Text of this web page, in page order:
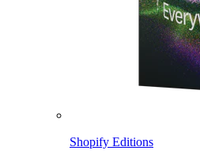
Shopify Editions